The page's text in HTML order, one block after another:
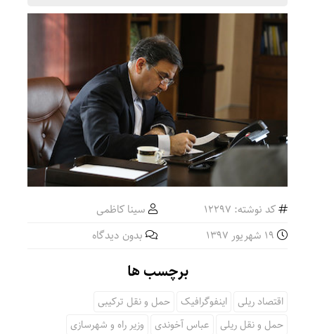
کد نوشته: 12297
سینا کاظمی
بدون دیدگاه
برچسب ها
اقتصاد ریلی اینفوگرافیک
حمل و نقل ترکیبی
حمل و نقل ریلی
عباس آخوندی
وزیر راه و شهرسازی